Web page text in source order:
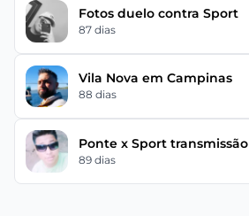
Fotos duelo contra Sport
87 dias
Vila Nova em Campinas
88 dias
Ponte x Sport transmissão
89 dias